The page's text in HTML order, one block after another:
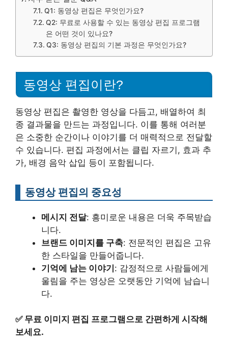
Q1: 동영상 편집은 무엇인가요?
Q2: 무료로 사용할 수 있는 동영상 편집 프로그램
은 어떤 것이 있나요?
Q3: 동영상 편집의 기본 과정은 무엇인가요?
동영상 편집이란?
동영상 편집은 촬영한 영상을 다듬고, 배열하여 최
종 결과물을 만드는 과정입니다. 이를 통해 여러분
은 소중한 순간이나 이야기를 더 매력적으로 전달할
수 있습니다. 편집 과정에서는 클립 자르기, 효과 추
가, 배경 음악 삽입 등이 포함됩니다.
동영상 편집의 중요성
메시지 전달: 흥미로운 내용은 더욱 주목받습
니다.
브랜드 이미지를 구축: 전문적인 편집은 고유
한 스타일을 만들어줍니다.
기억에 남는 이야기: 감정적으로 사람들에게
울림을 주는 영상은 오랫동안 기억에 남습니
다.
✅ 무료 이미지 편집 프로그램으로 간편하게 시작해
보세요.